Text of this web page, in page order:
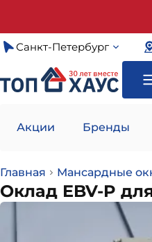
Санкт-Петербург
Акции Бренды
Главная Мансардные
Оклад EBV-P